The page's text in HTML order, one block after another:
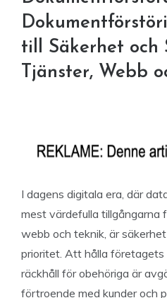
till Säkerhet och
Tjänster, Webb
I dagens digitala era, där
mest värdefulla tillgångarna
webb och teknik, är
prioritet. Att hålla företagets
räckhåll för obehöriga är
förtroende med kunder och